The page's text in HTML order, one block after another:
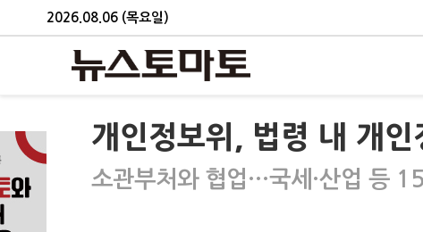
2026.08.06 (목요일)
개인정보위, 법령 내 개
소관부처와 협업…국세·산업 등